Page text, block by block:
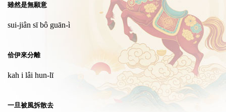
雖然是無願意
sui-jiân sī bô guān-ì
佮伊來分離
kah i lâi hun-lī
一旦被風拆散去